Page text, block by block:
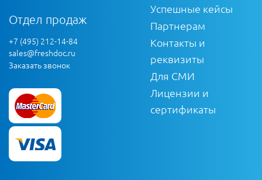
Отдел продаж
+7 (495) 212-14-84
sales@freshdoc.ru
Заказать звонок
Успешные кейсы
Партнерам
Контакты и
реквизиты
Для СМИ
Лицензии и
сертификаты